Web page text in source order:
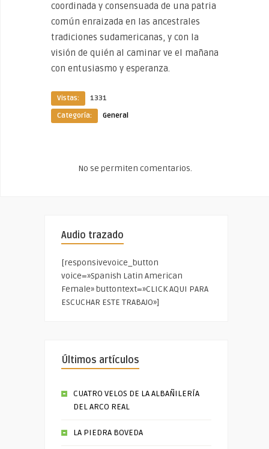
coordinada y consensuada de una patria
común enraizada en las ancestrales
tradiciones sudamericanas, y con la
visión de quién al caminar ve el mañana
con entusiasmo y esperanza.
Vistas:
1331
Categoría:
General
No se permiten comentarios.
Audio trazado
[responsivevoice_button
voice=»Spanish Latin American
Female» buttontext=»CLICK AQUI PARA
ESCUCHAR ESTE TRABAJO»]
Últimos artículos
CUATRO VELOS DE LA ALBAÑILERÍA
DEL ARCO REAL
LA PIEDRA BOVEDA